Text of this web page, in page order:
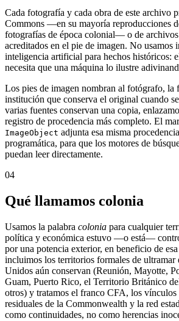
Cada fotografía y cada obra de este archivo
Commons —en su mayoría reproducciones
fotografías de época colonial— o de
acreditados en el pie de imagen. No usamos
inteligencia artificial para hechos históricos:
necesita que una máquina lo ilustre
Los pies de imagen nombran al fotógrafo, la
institución que conserva el original cuando
varias fuentes conservan una copia,
registro de procedencia más completo. El
ImageObject adjunta esa misma
programática, para que los motores de
puedan leer directamente.
04
Qué llamamos colonia
Usamos la palabra colonia para cualquier
política y económica estuvo —o está—
por una potencia exterior, en beneficio de
incluimos los territorios formales de ultramar
Unidos aún conservan (Reunión, Mayotte,
Guam, Puerto Rico, el Territorio Británico
otros) y tratamos el franco CFA, los vínculos
residuales de la Commonwealth y la red
como continuidades, no como herencias